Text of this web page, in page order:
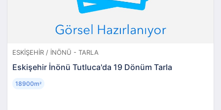
ESKIŞEHIR / İNÖNÜ - TARLA
Eskişehir İnönü Tutluca'da 19 Dönüm Tarla
18900m²